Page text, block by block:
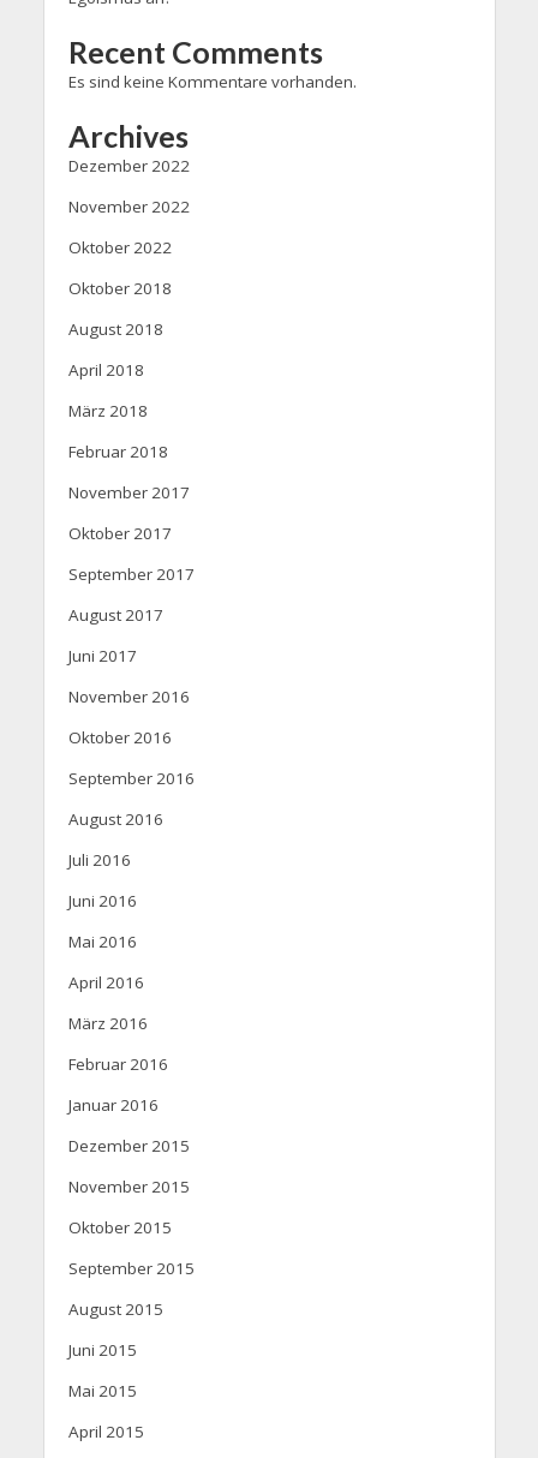
Recent Comments
Es sind keine Kommentare vorhanden.
Archives
Dezember 2022
November 2022
Oktober 2022
Oktober 2018
August 2018
April 2018
März 2018
Februar 2018
November 2017
Oktober 2017
September 2017
August 2017
Juni 2017
November 2016
Oktober 2016
September 2016
August 2016
Juli 2016
Juni 2016
Mai 2016
April 2016
März 2016
Februar 2016
Januar 2016
Dezember 2015
November 2015
Oktober 2015
September 2015
August 2015
Juni 2015
Mai 2015
April 2015